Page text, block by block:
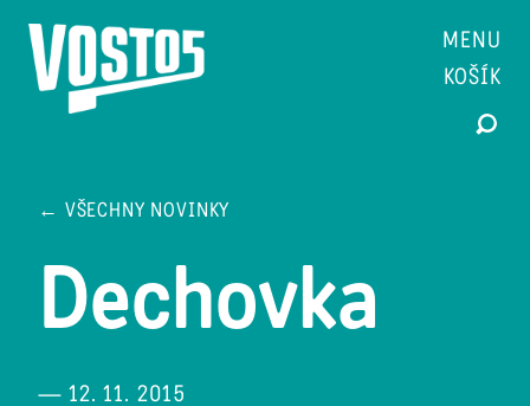
MENU
KOŠÍK
← VŠECHNY NOVINKY
Dechovka
— 12. 11. 2015